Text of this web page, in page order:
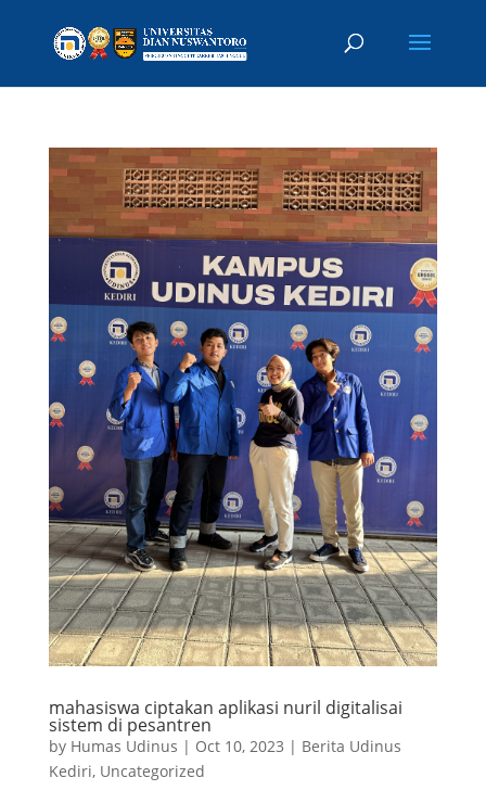
mahasiswa ciptakan aplikasi nuril digitalisai
sistem di pesantren
by Humas Udinus | Oct 10, 2023 | Berita Udinus
Kediri, Uncategorized